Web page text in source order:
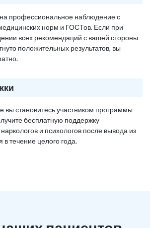
профессиональное наблюдение с
норм и ГОСТов. Если при
всех рекомендаций с вашей стороны
положительных результатов, вы
вы становитесь участником программы
бесплатную поддержку
и психологов после вывода из
в течение целого года.